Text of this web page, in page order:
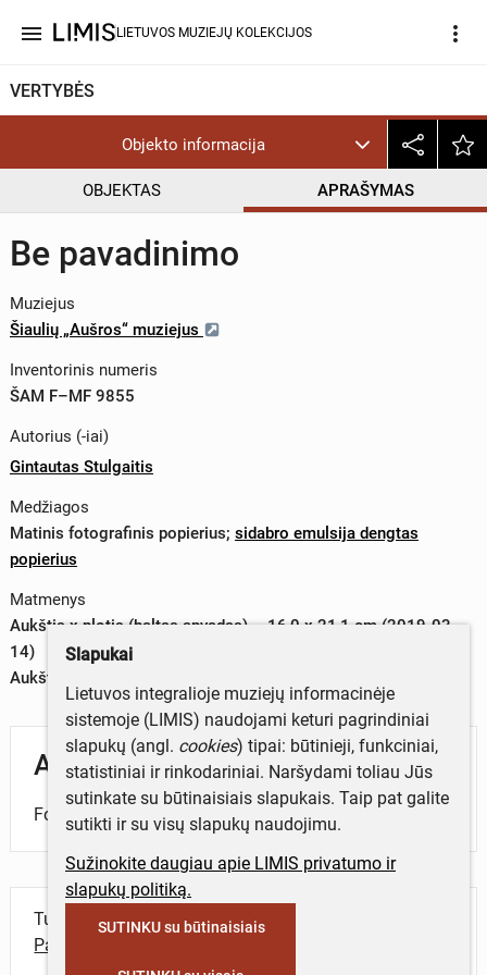
menu LIETUVOS MUZIEJŲ KOLEKCIJOS more_vert
VERTYBĖS
Objekto informacija
OBJEKTAS APRAŠYMAS
Be pavadinimo
Muziejus
Šiaulių „Aušros“ muziejus
Inventorinis numeris
ŠAM F–MF 9855
Autorius (-iai)
Gintautas Stulgaitis
Medžiagos
Matinis fotografinis popierius; sidabro emulsija dengtas
popierius
Matmenys
Aukštis x plotis (baltas apvadas) – 16,0 x 21,1 cm (2019-03-
14)
Aukštis x plotis (vaizdas) – 15,6 x 20,7 cm (2019-03-14)
Aprašymas
Fotografijoje – miško fone jaunųjų pora.
Turite daugiau informacijos apie objektą?
Parašykite mums!
Slapukai
Lietuvos integralioje muziejų informacinėje
sistemoje (LIMIS) naudojami keturi pagrindiniai
slapukų (angl. cookies) tipai: būtinieji, funkciniai,
statistiniai ir rinkodariniai. Naršydami toliau Jūs
sutinkate su būtinaisiais slapukais. Taip pat galite
sutikti ir su visų slapukų naudojimu.
Sužinokite daugiau apie LIMIS privatumo ir
slapukų politiką.
SUTINKU su būtinaisiais